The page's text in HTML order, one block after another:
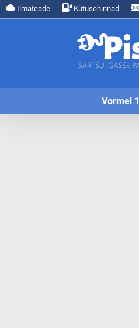
Ilmateade Kütusehinnad
Vormel 1